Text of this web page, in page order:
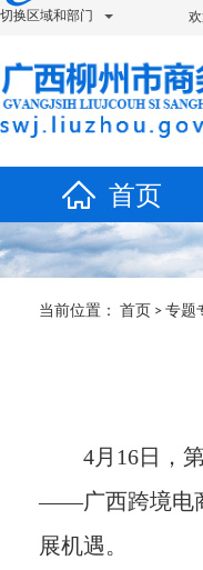
切换区域和部门
首页
当前位置： 首页 > 专题
4月16日，
——广西跨境电
展机遇。